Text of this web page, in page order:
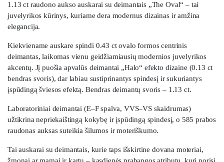
1.13 ct raudono aukso auskarai su deimantais „The Oval“ – tai
juvelyrikos kūrinys, kuriame dera modernus dizainas ir amžina
elegancija.
Kiekviename auskare spindi 0.43 ct ovalo formos centrinis
deimantas, laikomas vienu geidžiamiausių modernios juvelyrikos
akcentų. Jį puošia apvalūs deimantai „Halo“ efekto dizaine (0.13 ct
bendras svoris), dar labiau sustiprinantys spindesį ir sukuriantys
įspūdingą šviesos efektą. Bendras deimantų svoris – 1.13 ct.
Laboratoriniai deimantai (E–F spalva, VVS–VS skaidrumas)
užtikrina nepriekaištingą kokybę ir įspūdingą spindesį, o 585 prabos
raudonas auksas suteikia šilumos ir moteriškumo.
Tai auskarai su deimantais, kurie taps išskirtine dovana moteriai,